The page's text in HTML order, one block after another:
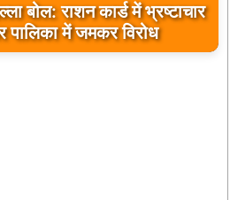
बोल: राशन कार्ड में भ्रष्टाचार
में जमकर विरोध